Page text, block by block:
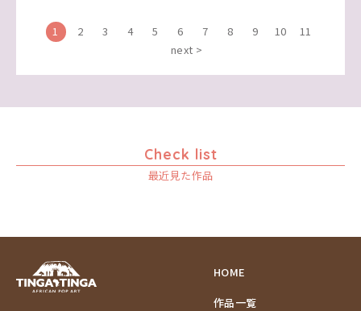
1 2 3 4 5 6 7 8 9 10
11
next >
Check list
最近見た作品
HOME
作品一覧